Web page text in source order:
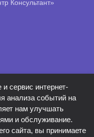
Консультант»
сервис интернет-
анализа событий на
нам улучшать
и обслуживание.
сайта, вы принимаете